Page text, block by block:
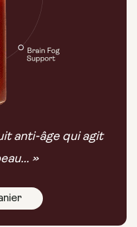
anti-âge qui agit
»